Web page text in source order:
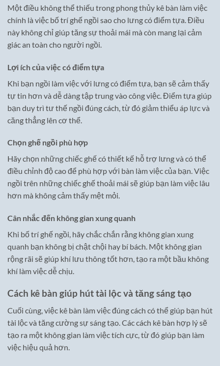
Một điều không thể thiếu trong phong thủy kê bàn làm việc
chính là việc bố trí ghế ngồi sao cho lưng có điểm tựa. Điều
này không chỉ giúp tăng sự thoải mái mà còn mang lại cảm
giác an toàn cho người ngồi.
Lợi ích của việc có điểm tựa
Khi bạn ngồi làm việc với lưng có điểm tựa, bạn sẽ cảm thấy
tự tin hơn và dễ dàng tập trung vào công việc. Điểm tựa giúp
bạn duy trì tư thế ngồi đúng cách, từ đó giảm thiểu áp lực và
căng thẳng lên cơ thể.
Chọn ghế ngồi phù hợp
Hãy chọn những chiếc ghế có thiết kế hỗ trợ lưng và có thể
điều chỉnh độ cao để phù hợp với bàn làm việc của bạn. Việc
ngồi trên những chiếc ghế thoải mái sẽ giúp bạn làm việc lâu
hơn mà không cảm thấy mệt mỏi.
Cân nhắc đến không gian xung quanh
Khi bố trí ghế ngồi, hãy chắc chắn rằng không gian xung
quanh bạn không bị chật chội hay bí bách. Một không gian
rộng rãi sẽ giúp khí lưu thông tốt hơn, tạo ra một bầu không
khí làm việc dễ chịu.
Cách kê bàn giúp hút tài lộc và tăng sáng tạo
Cuối cùng, việc kê bàn làm việc đúng cách có thể giúp bạn hút
tài lộc và tăng cường sự sáng tạo. Các cách kê bàn hợp lý sẽ
tạo ra một không gian làm việc tích cực, từ đó giúp bạn làm
việc hiệu quả hơn.